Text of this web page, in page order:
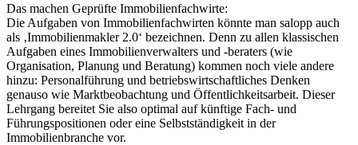
Das machen Geprüfte Immobilienfachwirte:
Die Aufgaben von Immobilienfachwirten könnte man salopp auch
als ‚Immobilienmakler 2.0‘ bezeichnen. Denn zu allen klassischen
Aufgaben eines Immobilienverwalters und -beraters (wie
Organisation, Planung und Beratung) kommen noch viele andere
hinzu: Personalführung und betriebswirtschaftliches Denken
genauso wie Marktbeobachtung und Öffentlichkeitsarbeit. Dieser
Lehrgang bereitet Sie also optimal auf künftige Fach- und
Führungspositionen oder eine Selbstständigkeit in der
Immobilienbranche vor.